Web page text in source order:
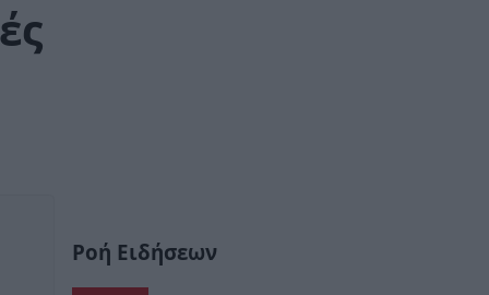
Ροή Ειδήσεων